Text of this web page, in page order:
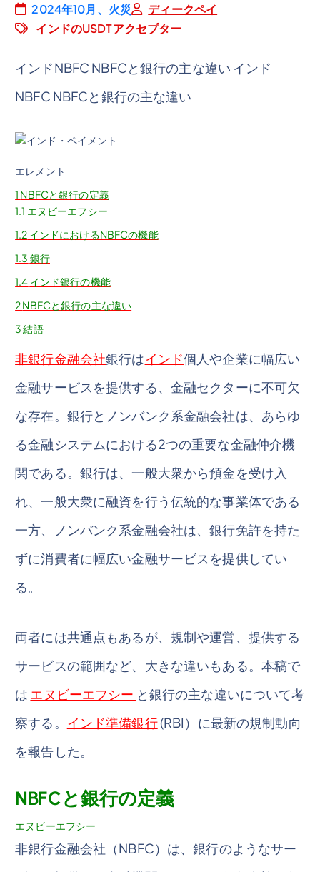
2024年10月、火災
ディークペイ
インドのUSDTアクセプター
インドNBFC NBFCと銀行の主な違い インド
NBFC NBFCと銀行の主な違い
エレメント
1 NBFCと銀行の定義
1.1 エヌビーエフシー
1.2 インドにおけるNBFCの機能
1.3 銀行
1.4 インド銀行の機能
2NBFCと銀行の主な違い
3結語
非銀行金融会社銀行はインド個人や企業に幅広い
金融サービスを提供する、金融セクターに不可欠
な存在。銀行とノンバンク系金融会社は、あらゆ
る金融システムにおける2つの重要な金融仲介機
関である。銀行は、一般大衆から預金を受け入
れ、一般大衆に融資を行う伝統的な事業体である
一方、ノンバンク系金融会社は、銀行免許を持た
ずに消費者に幅広い金融サービスを提供してい
る。
両者には共通点もあるが、規制や運営、提供する
サービスの範囲など、大きな違いもある。本稿で
は エヌビーエフシー と銀行の主な違いについて考
察する。
インド準備銀行(RBI）に最新の規制動向
を報告した。
NBFCと銀行の定義
エヌビーエフシー
非銀行金融会社（NBFC）は、銀行のようなサー